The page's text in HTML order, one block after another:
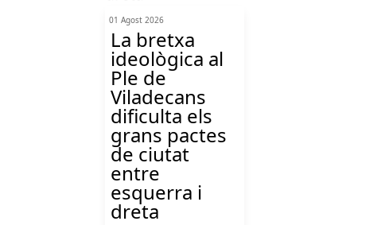
01 Agost 2026
La bretxa
ideològica al
Ple de
Viladecans
dificulta els
grans pactes
de ciutat
entre
esquerra i
dreta